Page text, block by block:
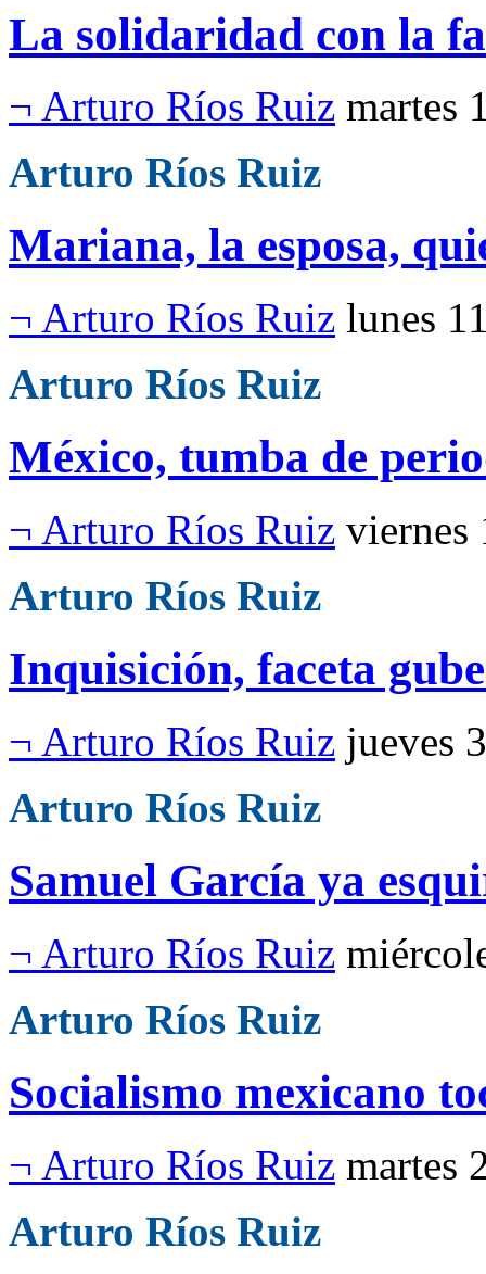
La solidaridad con la
¬ Arturo Ríos Ruiz martes
Arturo Ríos Ruiz
Mariana, la esposa,
¬ Arturo Ríos Ruiz lunes
Arturo Ríos Ruiz
México, tumba de
¬ Arturo Ríos Ruiz viernes
Arturo Ríos Ruiz
Inquisición, faceta
¬ Arturo Ríos Ruiz jueves
Arturo Ríos Ruiz
Samuel García ya
¬ Arturo Ríos Ruiz
Arturo Ríos Ruiz
Socialismo mexicano
¬ Arturo Ríos Ruiz martes
Arturo Ríos Ruiz